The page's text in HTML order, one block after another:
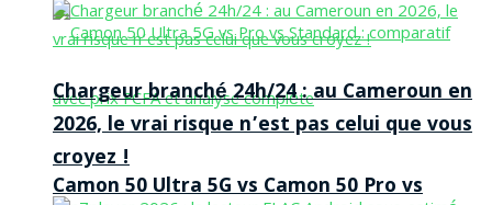
Camon 50 Ultra 5G vs Camon 50 Pro vs
Chargeur branché 24h/24 : au Cameroun en
2026, le vrai risque n’est pas celui que vous
croyez !